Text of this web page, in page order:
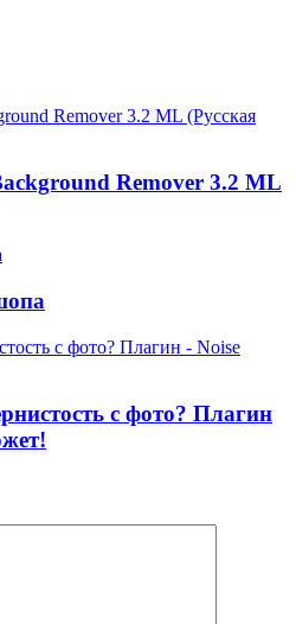
Remover 3.2 ML
с фото? Плагин